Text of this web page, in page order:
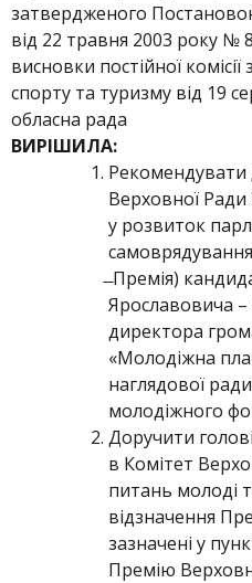
затвердженого
від 22 травня 2003 року №
висновки постійної комісії
спорту та туризму від 19
обласна рада
ВИРІШИЛА:
Рекомендувати
Верховної Ради
у розвиток
самоврядування
Премія)
Ярославовича
директора
«Молодіжна
наглядової
молодіжного
Доручити
в Комітет
питань молоді
відзначення
зазначені у
Премію